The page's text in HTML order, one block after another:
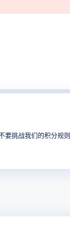
要挑战我们的积分规